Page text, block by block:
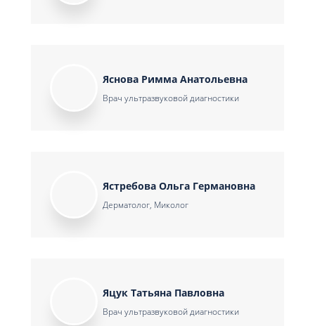
Яснова Римма Анатольевна
Врач ультразвуковой диагностики
Ястребова Ольга Германовна
Дерматолог, Миколог
Яцук Татьяна Павловна
Врач ультразвуковой диагностики